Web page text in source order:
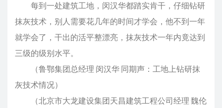
每到一处建筑工地，闵汉华都踏实肯干，仔细钻研
抹灰技术，别人需要花几年的时间才学会，他不到一年
就学会了，干出的活平整漂亮，抹灰技术一年内竟达到
三级的级别水平。
（鲁鄂集团总经理 闵汉华 同期声：工地上钻研抹
灰技术情况）
（北京市大龙建设集团天昌建筑工程公司经理 魏伦